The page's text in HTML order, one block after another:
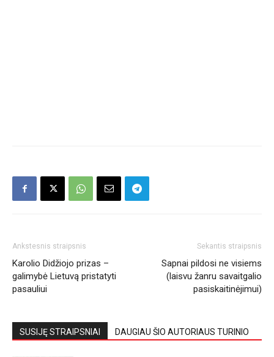
Ankstesnis straipsnis
Karolio Didžiojo prizas –
galimybė Lietuvą pristatyti
pasauliui
Sekantis straipsnis
Sapnai pildosi ne visiems
(laisvu žanru savaitgalio
pasiskaitinėjimui)
SUSIJĘ STRAIPSNIAI DAUGIAU ŠIO AUTORIAUS TURINIO